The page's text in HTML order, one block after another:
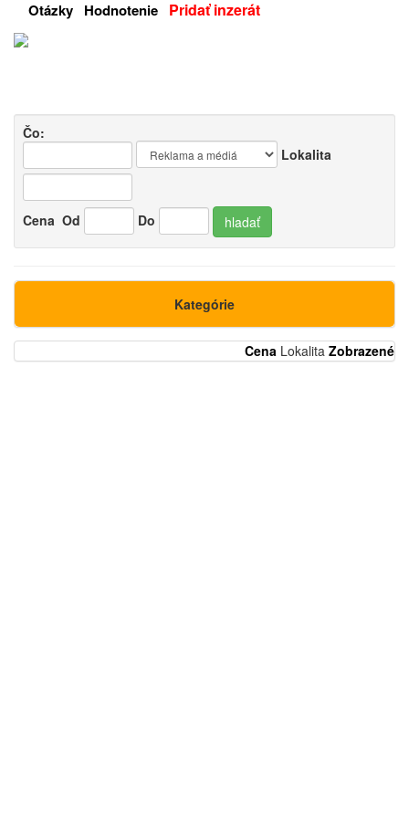
Otázky Hodnotenie Pridať inzerát
Čo:
Lokalita
Cena Od Do hladať
Kategórie
Cena Lokalita Zobrazené